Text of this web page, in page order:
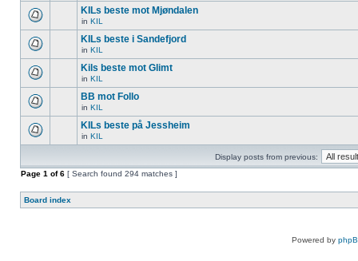
KILs beste mot Mjøndalen
in KIL
KILs beste i Sandefjord
in KIL
Kils beste mot Glimt
in KIL
BB mot Follo
in KIL
KILs beste på Jessheim
in KIL
Display posts from previous:
Page 1 of6 [ Search found 294 matches ]
Board index
Powered by